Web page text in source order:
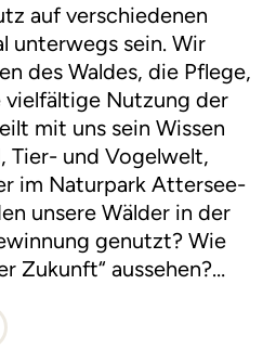
auf verschiedenen
unterwegs sein. Wir
des Waldes, die Pflege,
Nutzung der
mit uns sein Wissen
Tier- und Vogelwelt,
im Naturpark Attersee-
unsere Wälder in der
genutzt? Wie
Zukunft“ aussehen?
bietet diese Tour